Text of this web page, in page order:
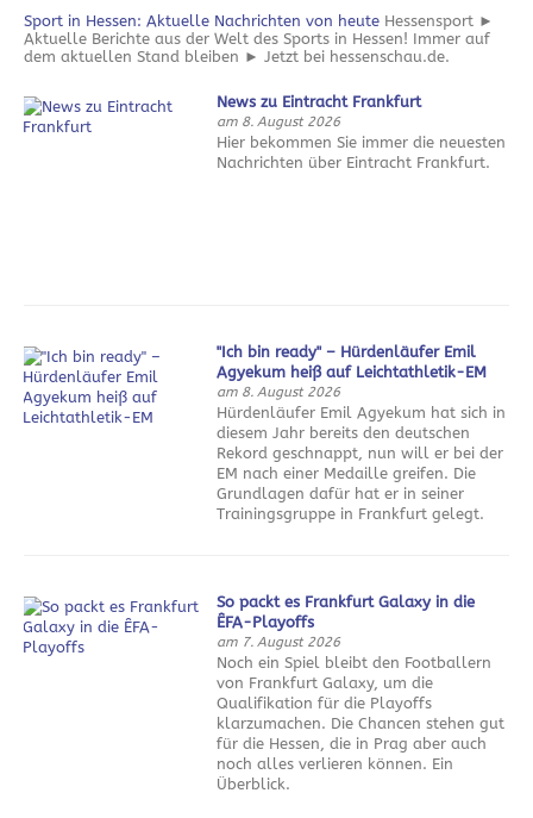
Sport in Hessen: Aktuelle Nachrichten von heute Hessensport ►
Aktuelle Berichte aus der Welt des Sports in Hessen! Immer auf
dem aktuellen Stand bleiben ► Jetzt bei hessenschau.de.
News zu Eintracht Frankfurt
am 8. August 2026
Hier bekommen Sie immer die neuesten
Nachrichten über Eintracht Frankfurt.
"Ich bin ready" – Hürdenläufer Emil
Agyekum heiß auf Leichtathletik-EM
am 8. August 2026
Hürdenläufer Emil Agyekum hat sich in
diesem Jahr bereits den deutschen
Rekord geschnappt, nun will er bei der
EM nach einer Medaille greifen. Die
Grundlagen dafür hat er in seiner
Trainingsgruppe in Frankfurt gelegt.
So packt es Frankfurt Galaxy in die
ÊFA-Playoffs
am 7. August 2026
Noch ein Spiel bleibt den Footballern
von Frankfurt Galaxy, um die
Qualifikation für die Playoffs
klarzumachen. Die Chancen stehen gut
für die Hessen, die in Prag aber auch
noch alles verlieren können. Ein
Überblick.